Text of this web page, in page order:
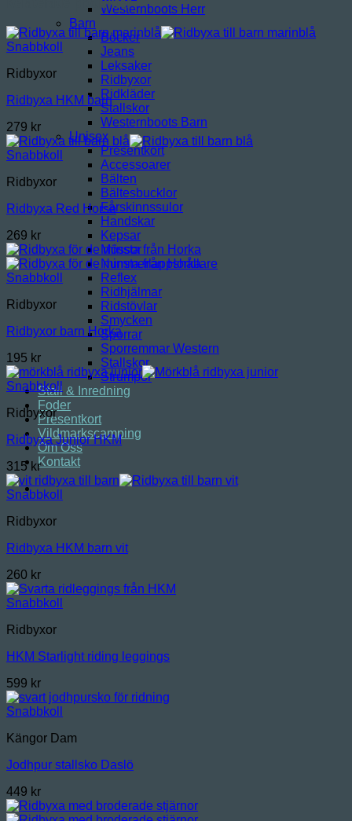
Westernboots Herr
Barn
Böcker
Jeans
Leksaker
Ridbyxor
Ridkläder
Stallskor
Westernboots Barn
Unisex
Presentkort
Accessoarer
Bälten
Bältesbucklor
Fårskinnssulor
Handskar
Kepsar
Mössor
Nummerlappshållare
Reflex
Ridhjälmar
Ridstövlar
Smycken
Sporrar
Sporremmar Western
Stallskor
Strumpor
Stall & Inredning
Foder
Presentkort
Vildmarkscamping
Om Oss
Kontakt
Snabbkoll
Ridbyxor
Ridbyxa HKM barn
279 kr
Snabbkoll
Ridbyxor
Ridbyxa Red Horse
269 kr
Snabbkoll
Ridbyxor
Ridbyxor barn Horka
195 kr
Snabbkoll
Ridbyxor
Ridbyxa Junior HKM
315 kr
Snabbkoll
Ridbyxor
Ridbyxa HKM barn vit
260 kr
Snabbkoll
Ridbyxor
HKM Starlight riding leggings
599 kr
Snabbkoll
Kängor Dam
Jodhpur stallsko Daslö
449 kr